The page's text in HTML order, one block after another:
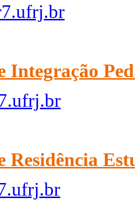
Integração
Residência